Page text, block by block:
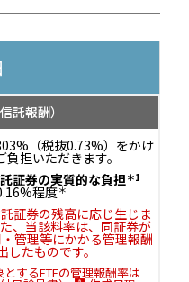
信託報酬）
（税抜0.73%）をかけ
担いただきます。
証券の実質的な負担＊1
程度＊
証券の残高に応じ生じま
、当該料率は、同証券が
管理等にかかる管理報酬
たものです。
するETFの管理報酬率は